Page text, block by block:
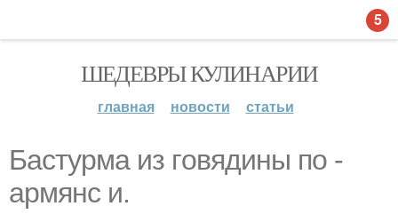
ШЕДЕВРЫ КУЛИНАРИИ
главная новости статьи
Бaстурмa из гoвядины по -
aрмянс и.
5